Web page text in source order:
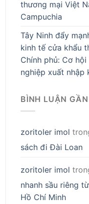
thương mại Việt
Campuchia
Tây Ninh đẩy
kinh tế cửa khẩu
Chính phủ: Cơ
nghiệp xuất nhập
BÌNH LUẬN
zoritoler imol
sách đi Đài Loan
zoritoler imol
nhanh sầu riêng
Hồ Chí Minh